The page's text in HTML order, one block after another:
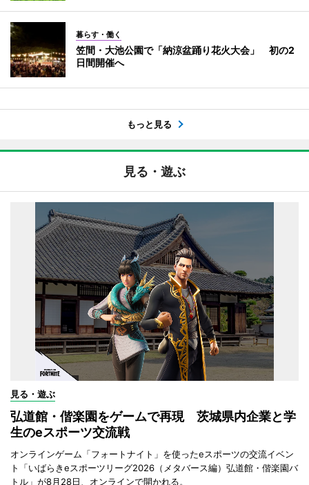
暮らす・働く
笠間・大池公園で「納涼盆踊り花火大会」 初の2
日間開催へ
もっと見る
見る・遊ぶ
見る・遊ぶ
弘道館・偕楽園をゲームで再現 茨城県内企業と学
生のeスポーツ交流戦
オンラインゲーム「フォートナイト」を使ったeスポーツの交流イベン
ト「いばらきeスポーツリーグ2026（メタバース編）弘道館・偕楽園バ
トル」が8月28日、オンラインで開かれる。